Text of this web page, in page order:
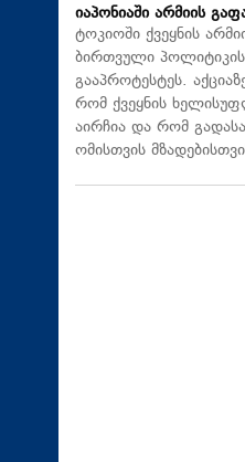
იაპონიაში არმიის
ტოკიოში ქვეყნის
ბირთვული პოლიტიკის
გააპროტესტეს.
რომ ქვეყნის
აირჩია და რომ
ომისთვის